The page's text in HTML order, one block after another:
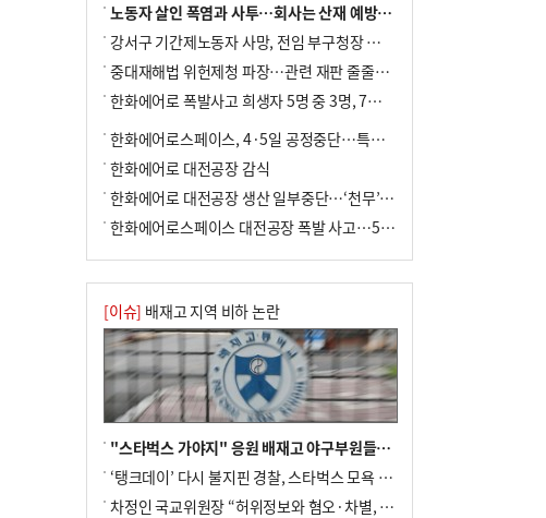
노동자 살인 폭염과 사투…회사는 산재 예방·전기료 절감 전력
강서구 기간제노동자 사망, 전임 부구청장 檢 송치
중대재해법 위헌제청 파장…관련 재판 줄줄이 브레이크
한화에어로 폭발사고 희생자 5명 중 3명, 7일 영면
한화에어로스페이스, 4·5일 공정중단…특별 안전점검
한화에어로 대전공장 감식
한화에어로 대전공장 생산 일부중단…‘천무’ 수출 비상
한화에어로스페이스 대전공장 폭발 사고…5명 사망·2명 부상(종합)
[이슈] 배재고 지역 비하 논란
"스타벅스 가야지" 응원 배재고 야구부원들, 학교서 징계 처분
‘탱크데이’ 다시 불지핀 경찰, 스타벅스 모욕 혐의 압수수색
차정인 국교위원장 “허위정보와 혐오·차별, 학교 교실까지 유입"